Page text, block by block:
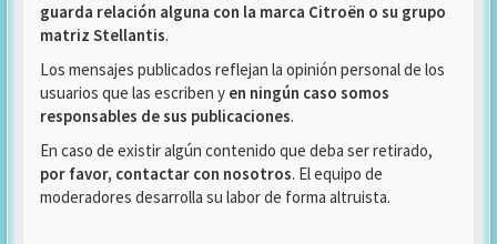
guarda relación alguna con la marca Citroën o su grupo
matriz Stellantis.
Los mensajes publicados reflejan la opinión personal de los
usuarios que las escriben y en ningún caso somos
responsables de sus publicaciones.
En caso de existir algún contenido que deba ser retirado,
por favor, contactar con nosotros. El equipo de
moderadores desarrolla su labor de forma altruista.